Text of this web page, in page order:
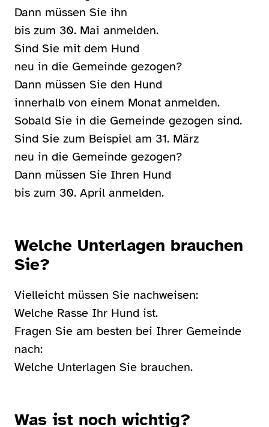
Dann müssen Sie ihn
bis zum 30. Mai anmelden.
Sind Sie mit dem Hund
neu in die Gemeinde gezogen?
Dann müssen Sie den Hund
innerhalb von einem Monat anmelden.
Sobald Sie in die Gemeinde gezogen sind.
Sind Sie zum Beispiel am 31. März
neu in die Gemeinde gezogen?
Dann müssen Sie Ihren Hund
bis zum 30. April anmelden.
Welche Unterlagen brauchen
Sie?
Vielleicht müssen Sie nachweisen:
Welche Rasse Ihr Hund ist.
Fragen Sie am besten bei Ihrer Gemeinde
nach:
Welche Unterlagen Sie brauchen.
Was ist noch wichtig?